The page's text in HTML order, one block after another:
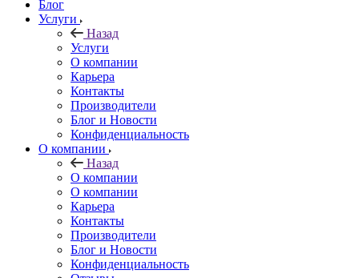
Блог
Услуги
Назад
Услуги
О компании
Карьера
Контакты
Производители
Блог и Новости
Конфиденциальность
О компании
Назад
О компании
О компании
Карьера
Контакты
Производители
Блог и Новости
Конфиденциальность